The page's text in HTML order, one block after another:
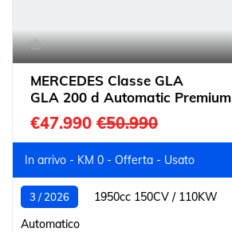
MERCEDES Classe GLA
GLA 200 d Automatic Premium
€47.990 €50.990
In arrivo - KM 0 - Offerta - Usato
3 / 2026 1950cc 150CV / 110KW
Automatico